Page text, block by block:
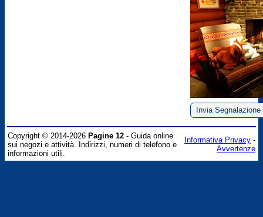
Invia Segnalazione
Copyright © 2014-2026 Pagine 12 - Guida online
sui negozi e attività. Indirizzi, numeri di telefono e
informazioni utili.
Informativa Privacy -
Avvertenze